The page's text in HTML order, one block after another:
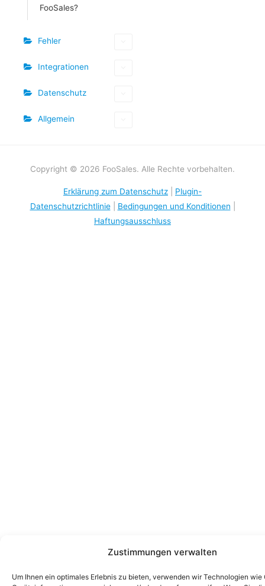
Zustimmungen verwalten
Um Ihnen ein optimales Erlebnis zu bieten, verwenden wir Technologien wie
FooSales?
Fehler
Integrationen
Datenschutz
Allgemein
Copyright © 2026 FooSales. Alle Rechte vorbehalten.
Erklärung zum Datenschutz
Plugin-
Datenschutzrichtlinie| Bedingungen und Konditionen
Haftungsausschluss